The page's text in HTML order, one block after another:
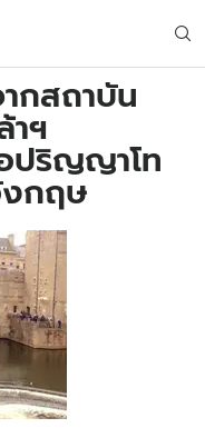
กสถาบัน
าฯ
ปริญญาโท
งกฤษ